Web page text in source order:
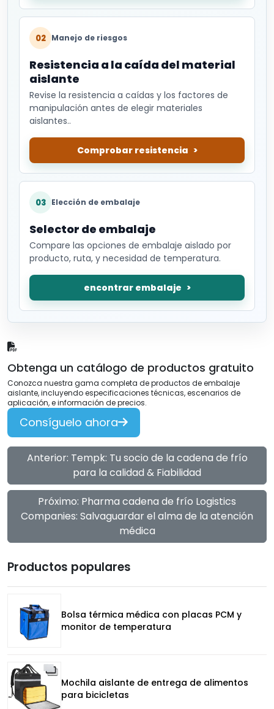
02 Manejo de riesgos
Resistencia a la caída del material
aislante
Revise la resistencia a caídas y los factores de
manipulación antes de elegir materiales
aislantes..
Comprobar resistencia
03 Elección de embalaje
Selector de embalaje
Compare las opciones de embalaje aislado por
producto, ruta, y necesidad de temperatura.
encontrar embalaje
Obtenga un catálogo de productos gratuito
Conozca nuestra gama completa de productos de embalaje
aislante, incluyendo especificaciones técnicas, escenarios de
aplicación, e información de precios.
Consíguelo ahora
Anterior: Tempk: Tu socio de la cadena de frío
para la calidad & Fiabilidad
Próximo: Pharma cadena de frío Logistics
Companies: Salvaguardar el alma de la atención
médica
Productos populares
Bolsa térmica médica con placas PCM y
monitor de temperatura
Mochila aislante de entrega de alimentos
para bicicletas